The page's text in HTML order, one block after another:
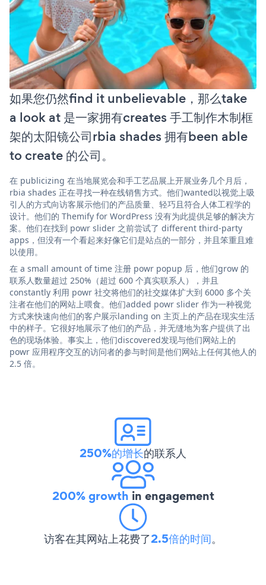
如果您仍然find it unbelievable，那么take
a look at 是一家拥有creates 手工制作木制框
架的太阳镜公司rbia shades 拥有been able
to create 的公司。
在 publicizing 在当地展览会和手工艺品展上开展业务几个月后，
rbia shades 正在寻找一种在线销售方式。他们wanted以视觉上吸
引人的方式向访客展示他们的产品质量、轻巧且符合人体工程学的
设计。他们的 Themify for WordPress 没有为此提供足够的解决方
案。他们在找到 powr slider 之前尝试了 different third-party
apps，但没有一个看起来好像它们是站点的一部分，并且笨重且难
以使用。
在 a small amount of time 注册 powr popup 后，他们grow 的
联系人数量超过 250%（超过 600 个真实联系人），并且
constantly 利用 powr 社交将他们的社交媒体扩大到 6000 多个关
注者在他们的网站上喂食。他们added powr slider 作为一种视觉
方式来快速向他们的客户展示landing on 主页上的产品在现实生活
中的样子。它很好地展示了他们的产品，并无缝地为客户提供了出
色的现场体验。事实上，他们discovered发现与他们网站上的
powr 应用程序交互的访问者的参与时间是他们网站上任何其他人的
2.5 倍。
250%的增长的联系人
200% growth in engagement
访客在其网站上花费了2.5倍的时间。